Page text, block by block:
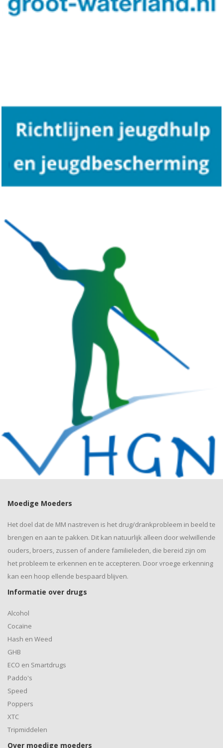
Moedige Moeders
Het doel dat de MM nastreven is het drug/drankprobleem in beeld te
brengen en aan te pakken. Dit kan natuurlijk alleen door welwillende
ouders, broers, zussen of andere familieleden, die bereid zijn om
het probleem te erkennen en te accepteren. Door vroege erkenning
kan een hoop ellende bespaard blijven.
Informatie over drugs
Alcohol
Cocaïne
Hash en Weed
GHB
ECO en Smartdrugs
Paddo's
Speed
Poppers
XTC
Tripmiddelen
Over moedige moeders